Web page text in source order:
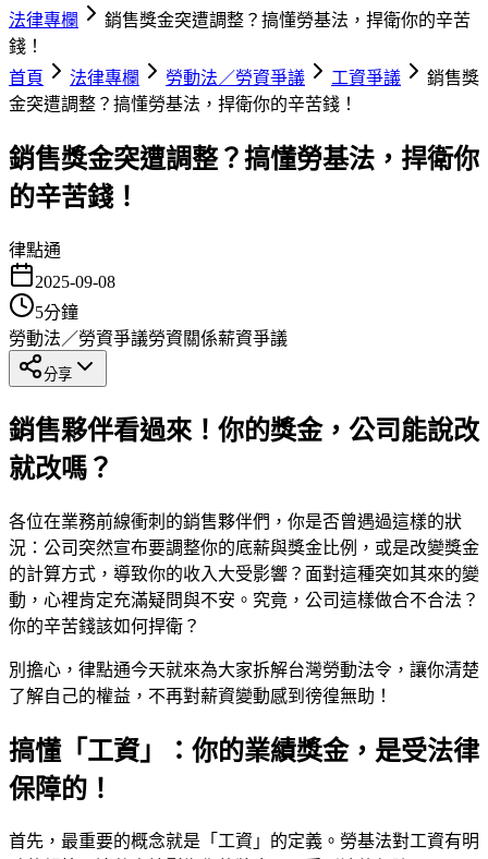
法律專欄
銷售獎金突遭調整？搞懂勞基法，捍衛你的辛苦
錢！
首頁
法律專欄 勞動法／勞資爭議 工資爭議
銷售獎
金突遭調整？搞懂勞基法，捍衛你的辛苦錢！
銷售獎金突遭調整？搞懂勞基法，捍衛你
的辛苦錢！
律點通
2025-09-08
5分鐘
勞動法／勞資爭議勞資關係薪資爭議
分享
銷售夥伴看過來！你的獎金，公司能說改
就改嗎？
各位在業務前線衝刺的銷售夥伴們，你是否曾遇過這樣的狀
況：公司突然宣布要調整你的底薪與獎金比例，或是改變獎金
的計算方式，導致你的收入大受影響？面對這種突如其來的變
動，心裡肯定充滿疑問與不安。究竟，公司這樣做合不合法？
你的辛苦錢該如何捍衛？
別擔心，律點通今天就來為大家拆解台灣勞動法令，讓你清楚
了解自己的權益，不再對薪資變動感到徬徨無助！
搞懂「工資」：你的業績獎金，是受法律
保障的！
首先，最重要的概念就是「工資」的定義。勞基法對工資有明